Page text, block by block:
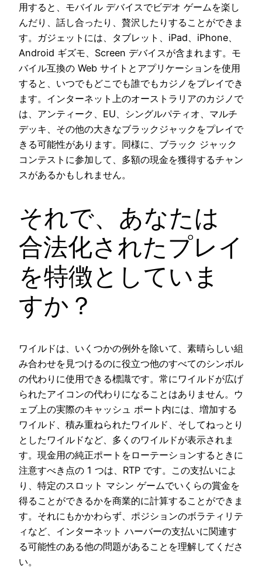
用すると、モバイル デバイスでビデオ ゲームを楽し
んだり、話し合ったり、贅沢したりすることができま
す。ガジェットには、タブレット、iPad、iPhone、
Android ギズモ、Screen デバイスが含まれます。モ
バイル互換の Web サイトとアプリケーションを使用
すると、いつでもどこでも誰でもカジノをプレイでき
ます。インターネット上のオーストラリアのカジノで
は、アンティーク、EU、シングルパティオ、マルチ
デッキ、その他の大きなブラックジャックをプレイで
きる可能性があります。同様に、ブラック ジャック
コンテストに参加して、多額の現金を獲得するチャン
スがあるかもしれません。
それで、あなたは
合法化されたプレイ
を特徴としていま
すか？
ワイルドは、いくつかの例外を除いて、素晴らしい組
み合わせを見つけるのに役立つ他のすべてのシンボル
の代わりに使用できる標識です。常にワイルドが広げ
られたアイコンの代わりになることはありません。ウ
ェブ上の実際のキャッシュ ポート内には、増加する
ワイルド、積み重ねられたワイルド、そしてねっとり
としたワイルドなど、多くのワイルドが表示されま
す。現金用の純正ポートをローテーションするときに
注意すべき点の 1 つは、RTP です。この支払いによ
り、特定のスロット マシン ゲームでいくらの賞金を
得ることができるかを商業的に計算することができま
す。それにもかかわらず、ポジションのボラティリテ
ィなど、インターネット ハーバーの支払いに関連す
る可能性のある他の問題があることを理解してくださ
い。